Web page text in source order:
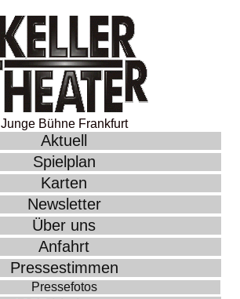
Junge Bühne Frankfurt
Aktuell
Spielplan
Karten
Newsletter
Über uns
Anfahrt
Pressestimmen
Pressefotos